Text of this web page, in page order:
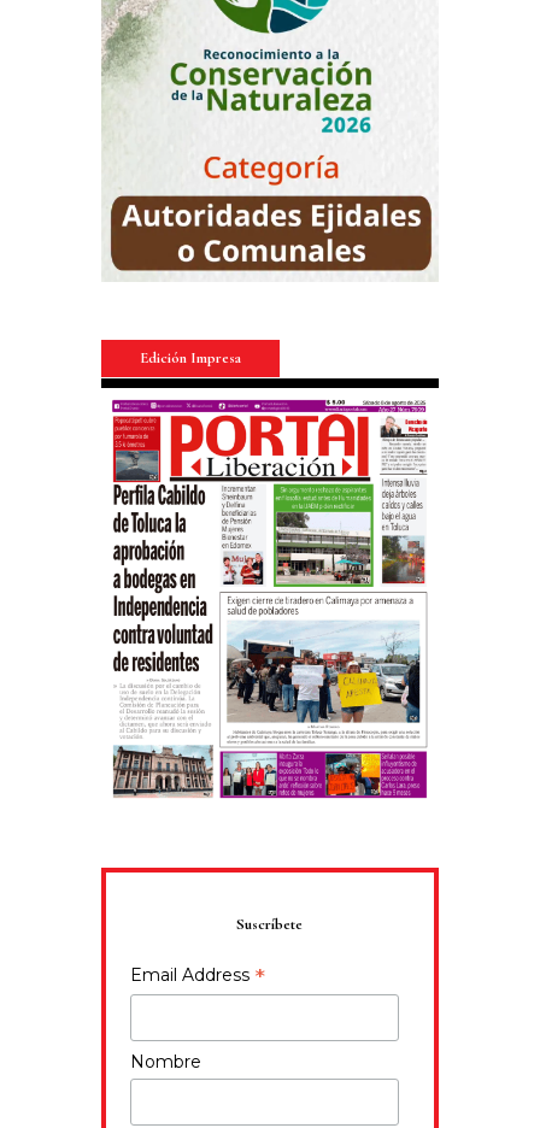
Edición Impresa
Suscríbete
Email Address *
Nombre